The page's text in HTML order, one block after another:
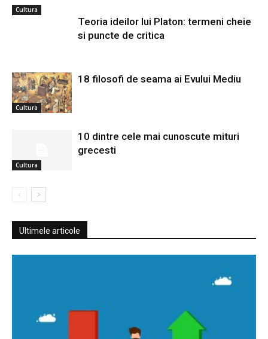
Cultura
Teoria ideilor lui Platon: termeni cheie
si puncte de critica
Cultura
18 filosofi de seama ai Evului Mediu
Cultura
10 dintre cele mai cunoscute mituri
grecesti
Ultimele articole